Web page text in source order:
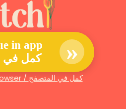
in app
كمل في
»
Continue in browser / كمل في المتصفح